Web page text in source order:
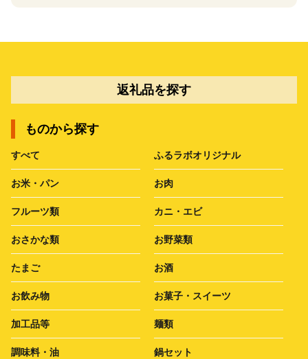
返礼品を探す
ものから探す
すべて ふるラボオリジナル
お米・パン お肉
フルーツ類 カニ・エビ
おさかな類 お野菜類
たまご お酒
お飲み物 お菓子・スイーツ
加工品等 麺類
調味料・油 鍋セット